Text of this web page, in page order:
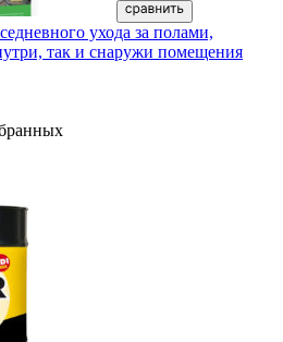
ухода за полами,
так и снаружи помещения